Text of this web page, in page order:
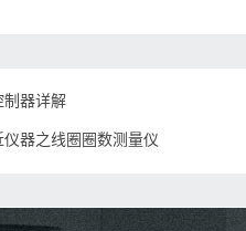
制器详解
器之线圈圈数测量仪